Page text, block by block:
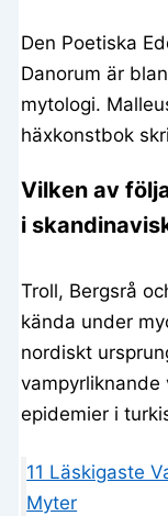
Den Poetiska
Danorum är
mytologi.
häxkonstbok
Vilken av
i
Troll, Bergsrå
kända under
nordiskt
vampyrliknande
epidemier i
11 Läskigaste
Myter